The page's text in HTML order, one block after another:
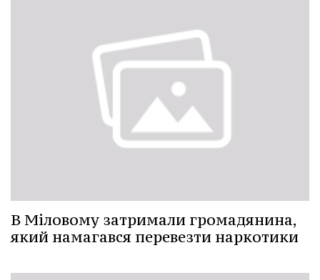
В Міловому затримали громадянина,
який намагався перевезти наркотики